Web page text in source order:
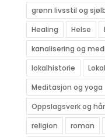
grønn livsstil og
Healing
Helse
kanalisering og
lokalhistorie
Meditasjon og yoga
Oppslagsverk og
religion
roman